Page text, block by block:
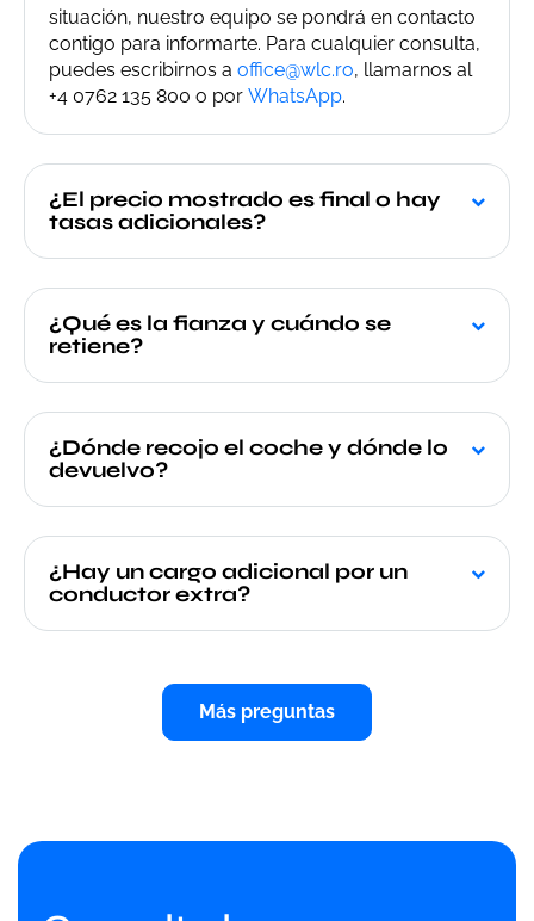
situación, nuestro equipo se pondrá en contacto
contigo para informarte. Para cualquier consulta,
puedes escribirnos a office@wlc.ro, llamarnos al
+4 0762 135 800 o por WhatsApp.
¿El precio mostrado es final o hay
tasas adicionales?
¿Qué es la fianza y cuándo se
retiene?
¿Dónde recojo el coche y dónde lo
devuelvo?
¿Hay un cargo adicional por un
conductor extra?
Más preguntas